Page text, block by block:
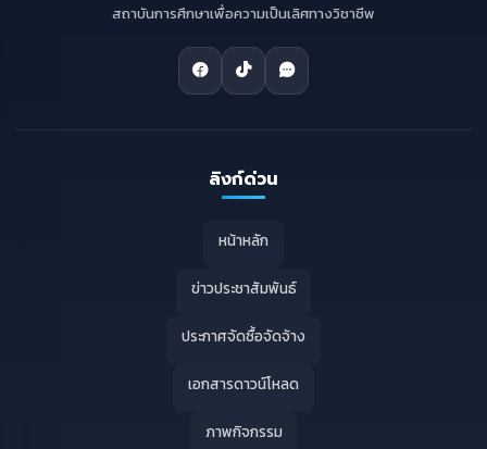
สถาบันการศึกษาเพื่อความเป็นเลิศทางวิชาชีพ
ลิงก์ด่วน
หน้าหลัก
ข่าวประชาสัมพันธ์
ประกาศจัดซื้อจัดจ้าง
เอกสารดาวน์โหลด
ภาพกิจกรรม